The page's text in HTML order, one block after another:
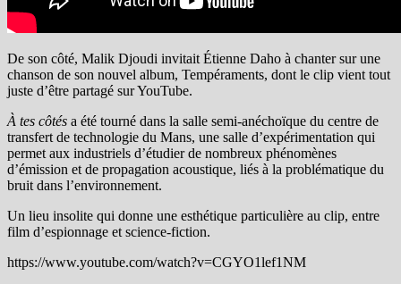
De son côté, Malik Djoudi invitait Étienne Daho à chanter sur une
chanson de son nouvel album, Tempéraments, dont le clip vient tout
juste d’être partagé sur YouTube.
À tes côtés a été tourné dans la salle semi-anéchoïque du centre de
transfert de technologie du Mans, une salle d’expérimentation qui
permet aux industriels d’étudier de nombreux phénomènes
d’émission et de propagation acoustique, liés à la problématique du
bruit dans l’environnement.
Un lieu insolite qui donne une esthétique particulière au clip, entre
film d’espionnage et science-fiction.
https://www.youtube.com/watch?v=CGYO1lef1NM